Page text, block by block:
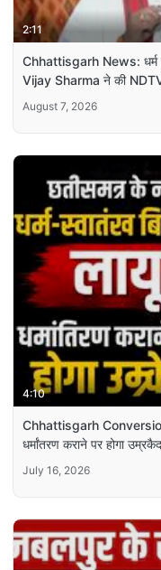
2:11
Chhattisgarh News: धर्म
Vijay Sharma ने की
August 7, 2026
4:10
Chhattisgarh
धर्मांतरण कराने पर होगा उम्रकैद
July 16, 2026